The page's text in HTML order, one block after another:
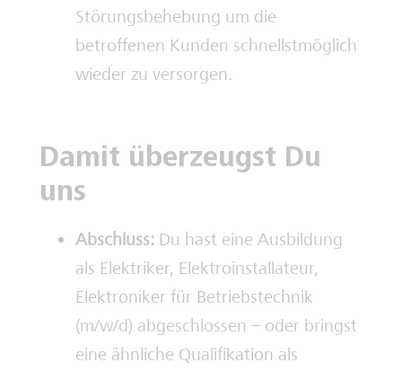
Störungsbehebung um die
betroffenen Kunden schnellstmöglich
wieder zu versorgen.
Damit überzeugst Du
uns
Abschluss: Du hast eine Ausbildung
als Elektriker, Elektroinstallateur,
Elektroniker für Betriebstechnik
(m/w/d) abgeschlossen – oder bringst
eine ähnliche Qualifikation als